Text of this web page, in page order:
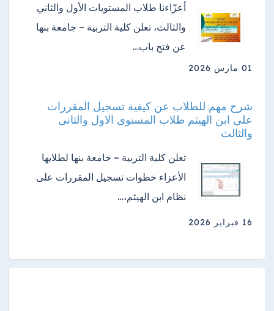
أعزّاءنا طلاب المستويات الأول والثاني
والثالث، تعلن كلية التربية – جامعة بنها
عن فتح باب…
01 مارس 2026
شرح مهم للطلاب عن كيفية تسجيل المقررات
على ابن الهيثم طلاب المستوى الاول والثانى
والثالث
تعلن كلية التربية – جامعة بنها لطلابها
الأعزاء خطوات تسجيل المقررات على
نظام ابن الهيثم،…
16 فبراير 2026